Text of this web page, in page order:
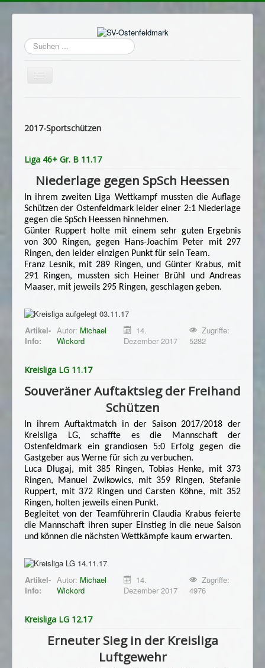
Suchen
...
Navigation
an/aus
Login
Hauptverein
Avantgarde
Sportschützen
Schützenheim
Archiv
Impressum
Datenschutzhinweis
2017-Sportschützen
Liga 46+ Gr. B 11.17
Niederlage gegen SpSch Heessen
In ihrem zweiten Liga Wettkampf mussten die Auflage
Schützen der Ostenfeldmark leider einer 2:1 Niederlage
gegen die SpSch Heessen hinnehmen.
Günter Ruppert holte mit einem sehr guten Ergebnis
von 300 Ringen, gegen Hans-Joachim Peter mit 297
Ringen, den leider einzigen Punkt für sein Team.
Franz Lesnik, mit 289 Ringen, und Günter Krabus, mit
291 Ringen, mussten sich Heiner Brühl und Andreas
Maaser, mit jeweils 295 Ringen, geschlagen geben.
Artikel-
Info:
Autor: Michael
Wickord
14.
Dezember 2017
Zugriffe:
5282
Kreisliga LG 11.17
Souveräner Auftaktsieg der Freihand
Schützen
In ihrem Auftaktmatch in der Saison 2017/2018 der
Kreisliga LG, schaffte es die Mannschaft der
Ostenfeldmark ein grandiosen 5:0 Erfolg gegen die
Gastgeber aus Werne für sich zu verbuchen.
Luca Dlugaj, mit 385 Ringen, Tobias Henke, mit 373
Ringen, Manuel Zwikowics, mit 359 Ringen, Stefanie
Ruppert, mit 372 Ringen und Carsten Köhne, mit 352
Ringen, holten jeweils einen Punkt.
Begleitet von der Teamführerin Claudia Krabus feierte
die Mannschaft ihren super Einstieg in die neue Saison
und können die nächsten Wettkämpfe kaum erwarten.
Artikel-
Info:
Autor: Michael
Wickord
14.
Dezember 2017
Zugriffe:
4976
Kreisliga LG 12.17
Erneuter Sieg in der Kreisliga
Luftgewehr